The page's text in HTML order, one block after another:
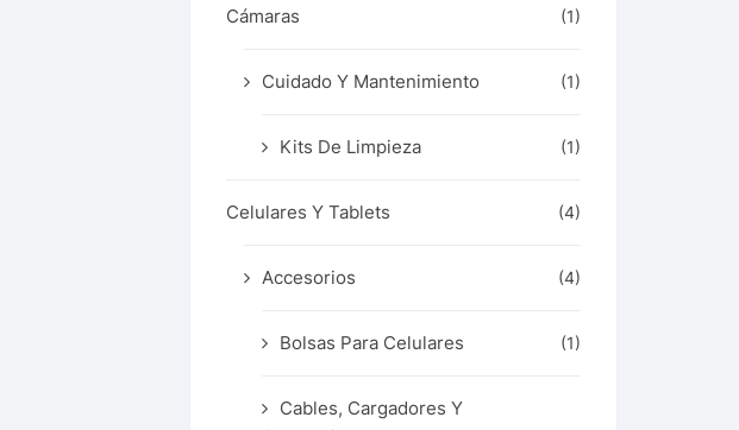
Cámaras (1)
Cuidado Y Mantenimiento (1)
Kits De Limpieza (1)
Celulares Y Tablets (4)
Accesorios (4)
Bolsas Para Celulares (1)
Cables, Cargadores Y